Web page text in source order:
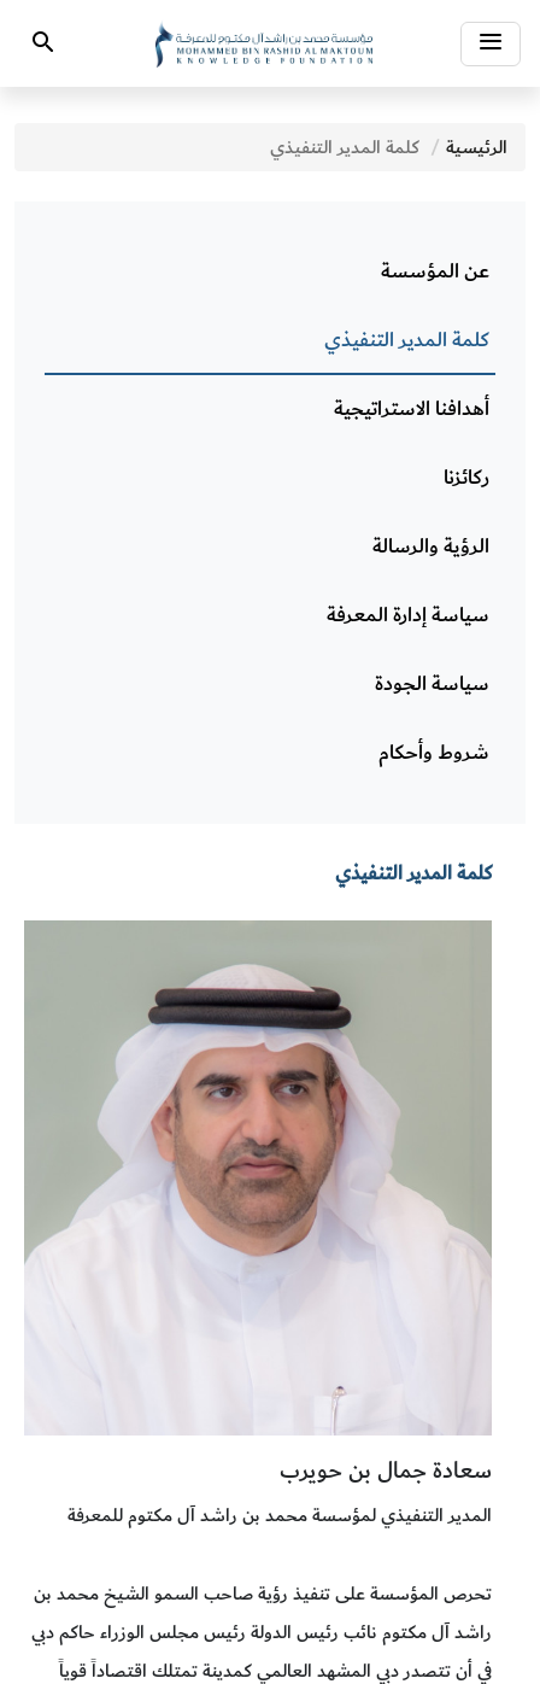
Toggle
navigation
Search
الرئيسية كلمة المدير التنفيذي
عن المؤسسة
كلمة المدير التنفيذي
أهدافنا الاستراتيجية
ركائزنا
الرؤية والرسالة
سياسة إدارة المعرفة
سياسة الجودة
شروط وأحكام
كلمة المدير التنفيذي
سعادة جمال بن حويرب
المدير التنفيذي لمؤسسة محمد بن راشد آل مكتوم للمعرفة
تحرص المؤسسة على تنفيذ رؤية صاحب السمو الشيخ محمد بن
راشد آل مكتوم نائب رئيس الدولة رئيس مجلس الوزراء حاكم دبي
في أن تتصدر دبي المشهد العالمي كمدينة تمتلك اقتصاداً قوياً